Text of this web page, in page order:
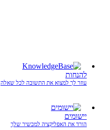
להנחות
עוזר לך למצוא את התשובה לכל שאלה
יישומים
הורד את האפליקציה למכשיר שלך